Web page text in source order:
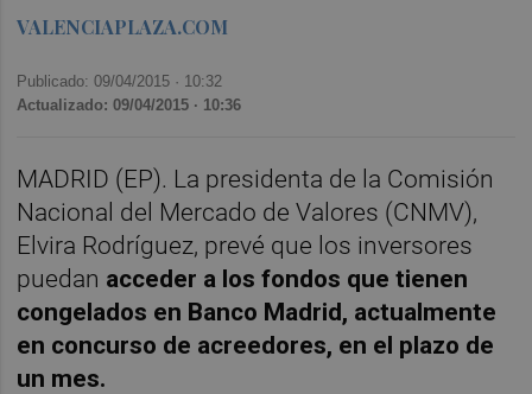
VALENCIAPLAZA.COM
Publicado: 09/04/2015 · 10:32
Actualizado: 09/04/2015 · 10:36
MADRID (EP). La presidenta de la Comisión
Nacional del Mercado de Valores (CNMV),
Elvira Rodríguez, prevé que los inversores
puedan acceder a los fondos que tienen
congelados en Banco Madrid, actualmente
en concurso de acreedores, en el plazo de
un mes.